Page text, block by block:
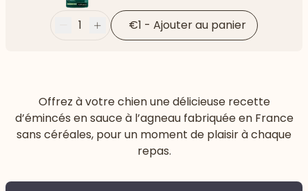
Moins
1 Plus €1 - Ajouter au panier
Offrez à votre chien une délicieuse recette
d’émincés en sauce à l’agneau fabriquée en France
sans céréales, pour un moment de plaisir à chaque
repas.